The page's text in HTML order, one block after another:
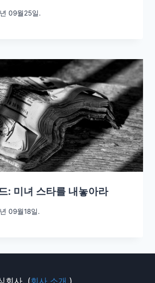
09월25일.
: 미녀 스타를 내놓아라
09월18일.
회사. (회사 소개.)